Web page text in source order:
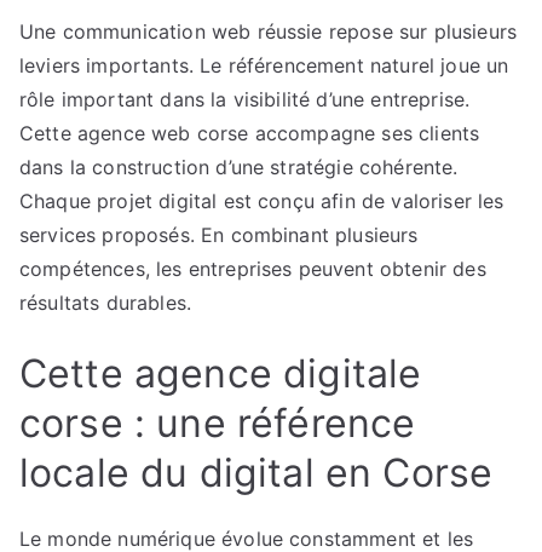
Une communication web réussie repose sur plusieurs
leviers importants. Le référencement naturel joue un
rôle important dans la visibilité d’une entreprise.
Cette agence web corse accompagne ses clients
dans la construction d’une stratégie cohérente.
Chaque projet digital est conçu afin de valoriser les
services proposés. En combinant plusieurs
compétences, les entreprises peuvent obtenir des
résultats durables.
Cette agence digitale
corse : une référence
locale du digital en Corse
Le monde numérique évolue constamment et les